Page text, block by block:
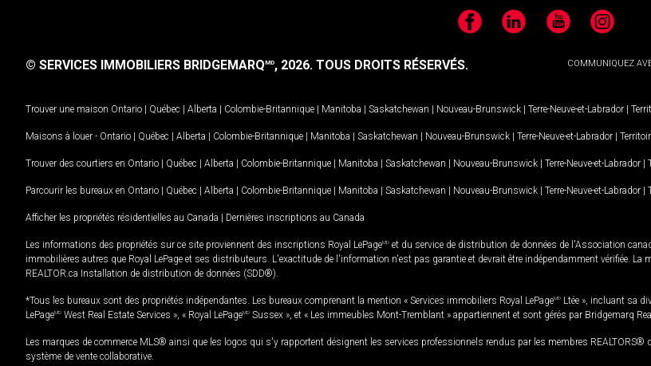
FacebookLinkedIn YouTubeInstagram
COMMUNIQUEZ
© SERVICES IMMOBILIERS BRIDGEMARQMD, 2026. TOUS DROITS RÉSERVÉS.
Trouver une maison Ontario | Québec | Alberta | Colombie-Britannique | Manitoba | Saskatchewan | Nouveau-Brunswick | Terre-Neuve-et-Labrador |
Maisons à louer - Ontario | Québec | Alberta | Colombie-Britannique | Manitoba | Saskatchewan | Nouveau-Brunswick | Terre-Neuve-et-Labrador |
Trouver des courtiers en Ontario | Québec | Alberta | Colombie-Britannique | Manitoba | Saskatchewan | Nouveau-Brunswick | Terre-Neuve-et-Labrador |
Parcourir les bureaux en Ontario | Québec | Alberta | Colombie-Britannique | Manitoba | Saskatchewan | Nouveau-Brunswick | Terre-Neuve-et-Labrador |
Afficher les propriétés résidentielles au Canada | Dernières inscriptions au Canada
Les informations des propriétés sur ce site proviennent des inscriptions Royal LePageMD et du service de distribution de données de l'Association
immobilières autres que Royal LePage et ses distributeurs. L'exactitude de l'information n'est pas garantie et devrait être indépendamment vérifiée.
REALTOR.ca Installation de distribution de données (SDD®).
*Tous les bureaux sont des propriétés indépendantes. Les bureaux comprenant la mention « Services immobiliers Royal LePageMD Ltée », incluant sa
LePageMD West Real Estate Services », « Royal LePageMD Sussex », et « Les immeubles Mont-Tremblant » appartiennent et sont gérés par Bridgemarq
Les marques de commerce MLS® ainsi que les logos qui s'y rapportent désignent les services professionnels rendus par les membres REALTORS®
système de vente collaborative.